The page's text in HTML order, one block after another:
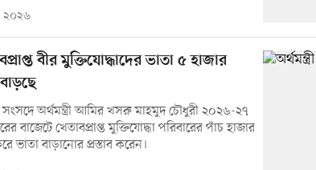
২০২৬
বীর মুক্তিযোদ্ধাদের ভাতা ৫ হাজার
অর্থমন্ত্রী আমির খসরু মাহমুদ চৌধুরী ২০২৬-২৭
বাজেটে খেতাবপ্রাপ্ত মুক্তিযোদ্ধা পরিবারের পাঁচ হাজার
ভাতা বাড়ানোর প্রস্তাব করেন।